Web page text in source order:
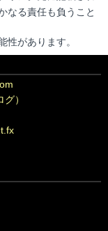
なる責任も負うこと
性があります。
）